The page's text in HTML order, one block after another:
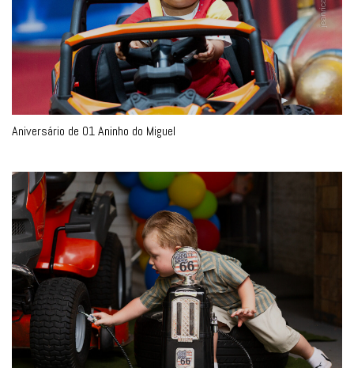
Aniversário 02 Aninhos do Léo
Instagram @jeanricardofotografia